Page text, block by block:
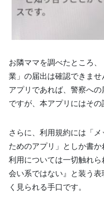
お隣ママを調べたところ
業」の届出は確認できま
アプリであれば、警察へ
ですが、本アプリにはその
さらに、利用規約には「
ためのアプリ」としか書
利用については一切触れ
会い系ではない』と装う
く見られる手口です。